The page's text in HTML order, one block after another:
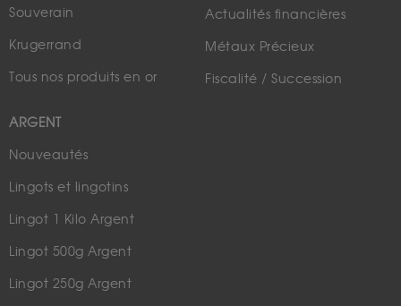
Souverain
Krugerrand
Tous nos produits en or
ARGENT
Nouveautés
Lingots et lingotins
Lingot 1 Kilo Argent
Lingot 500g Argent
Lingot 250g Argent
Actualités financières
Métaux Précieux
Fiscalité / Succession